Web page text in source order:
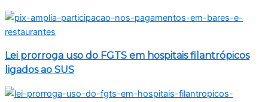
Lei prorroga uso do FGTS em hospitais filantrópicos
ligados ao SUS